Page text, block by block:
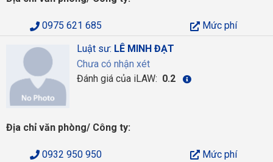
0975 621 685
Mức phí
Luật sư: LÊ MINH ĐẠT
Chưa có nhận xét
Đánh giá của iLAW: 0.2
Địa chỉ văn phòng/ Công ty:
0932 950 950
Mức phí